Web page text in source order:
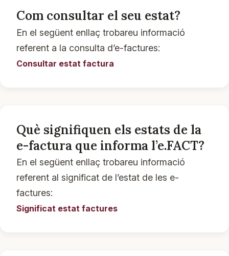
Com consultar el seu estat?
En el següent enllaç trobareu informació
referent a la consulta d’e-factures:
Consultar estat factura
Què signifiquen els estats de la
e-factura que informa l’e.FACT?
En el següent enllaç trobareu informació
referent al significat de l’estat de les e-
factures:
Significat estat factures